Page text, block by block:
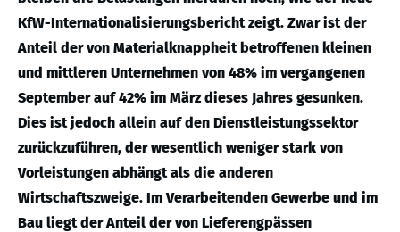
KfW-Internationalisierungsbericht zeigt. Zwar ist der
Anteil der von Materialknappheit betroffenen kleinen
und mittleren Unternehmen von 48% im vergangenen
September auf 42% im März dieses Jahres gesunken.
Dies ist jedoch allein auf den Dienstleistungssektor
zurückzuführen, der wesentlich weniger stark von
Vorleistungen abhängt als die anderen
Wirtschaftszweige. Im Verarbeitenden Gewerbe und im
Bau liegt der Anteil der von Lieferengpässen